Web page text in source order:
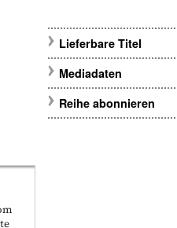
Lieferbare Titel
Mediadaten
Reihe abonnieren